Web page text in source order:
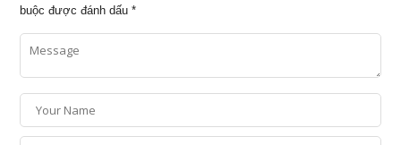
buộc được đánh dấu*